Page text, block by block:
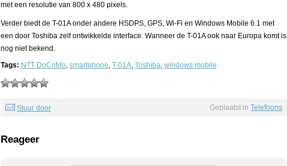
met een resolutie van 800 x 480 pixels.
Verder biedt de T-01A onder andere HSDPS, GPS, Wi-Fi en Windows Mobile 6.1 met
een door Toshiba zelf ontwikkelde interface. Wanneer de T-01A ook naar Europa komt is
nog niet bekend.
Tags: NTT DoCoMo, smartphone, T-01A, Toshiba, windows mobile
Stuur door Geplaatst in Telefoons
Reageer